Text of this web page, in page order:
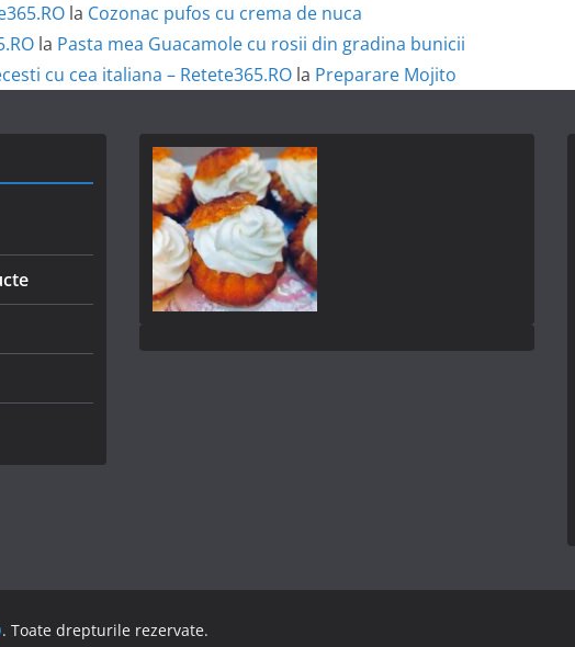
la Cozonac pufos cu crema de nuca
la Pasta mea Guacamole cu rosii din gradina bunicii
cu cea italiana – Retete365.RO la Preparare Mojito
. Toate drepturile rezervate.